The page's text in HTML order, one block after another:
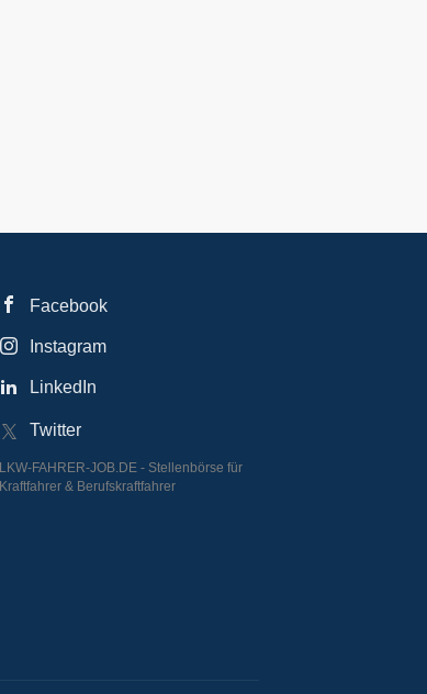
Facebook
Instagram
LinkedIn
Twitter
LKW-FAHRER-JOB.DE - Stellenbörse für
Kraftfahrer & Berufskraftfahrer